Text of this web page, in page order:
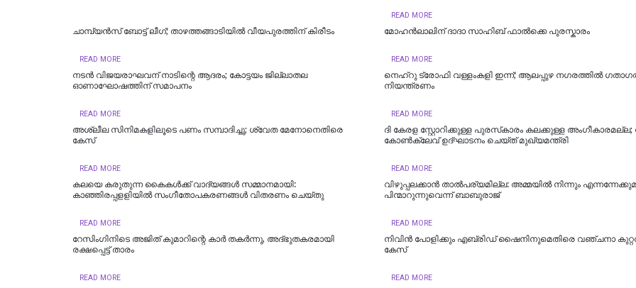
READ MORE
ചാമ്പ്യൻസ് ബോട്ട് ലീഗ്; താഴത്തങ്ങാടിയിൽ വീയപുരത്തിന് കിരീടം
READ MORE
മോഹൻലാലിന് ദാദാ സാഹിബ് ഫാൽക്കെ പുരസ്കാരം
READ MORE
നടൻ വിജയരാഘവന് നാടിന്റെ ആദരം; കോട്ടയം ജില്ലാതല
ഓണാഘോഷത്തിന് സമാപനം
READ MORE
നെഹ്‌റു ട്രോഫി വള്ളംകളി ഇന്ന്; ആലപ്പുഴ നഗരത്തില്‍
നിയന്ത്രണം
READ MORE
അശ്ലീല സിനിമകളിലൂടെ പണം സമ്പാദിച്ചു; ശ്വേത മേനോനെതിരെ
കേസ്
READ MORE
ദി കേരള സ്റ്റോറിക്കുള്ള പുരസ്‌കാരം കലക്കുള്ള അംഗീകാരമല്ല;
കോണ്‍ക്ലേവ് ഉദ്ഘാടനം ചെയ്ത് മുഖ്യമന്ത്രി
READ MORE
കലയെ കരുതുന്ന കൈകൾക്ക് വാദ്യങ്ങൾ സമ്മാനമായി:
കാഞ്ഞിരപ്പളളിയിൽ സംഗീതോപകരണങ്ങൾ വിതരണം ചെയ്തു
READ MORE
വിഴുപ്പലക്കാൻ താൽപര്യമില്ല: അമ്മയിൽ നിന്നും
പിന്മാറുന്നുവെന്ന് ബാബുരാജ്
READ MORE
റേസിംഗിനിടെ അജിത് കുമാറിന്റെ കാർ തകർന്നു, അദ്ഭുതകരമായി
രക്ഷപ്പെട്ട് താരം
READ MORE
നിവിന്‍ പോളിക്കും എബ്രിഡ് ഷൈനിനുമെതിരെ വഞ്ചനാ
കേസ്
READ MORE